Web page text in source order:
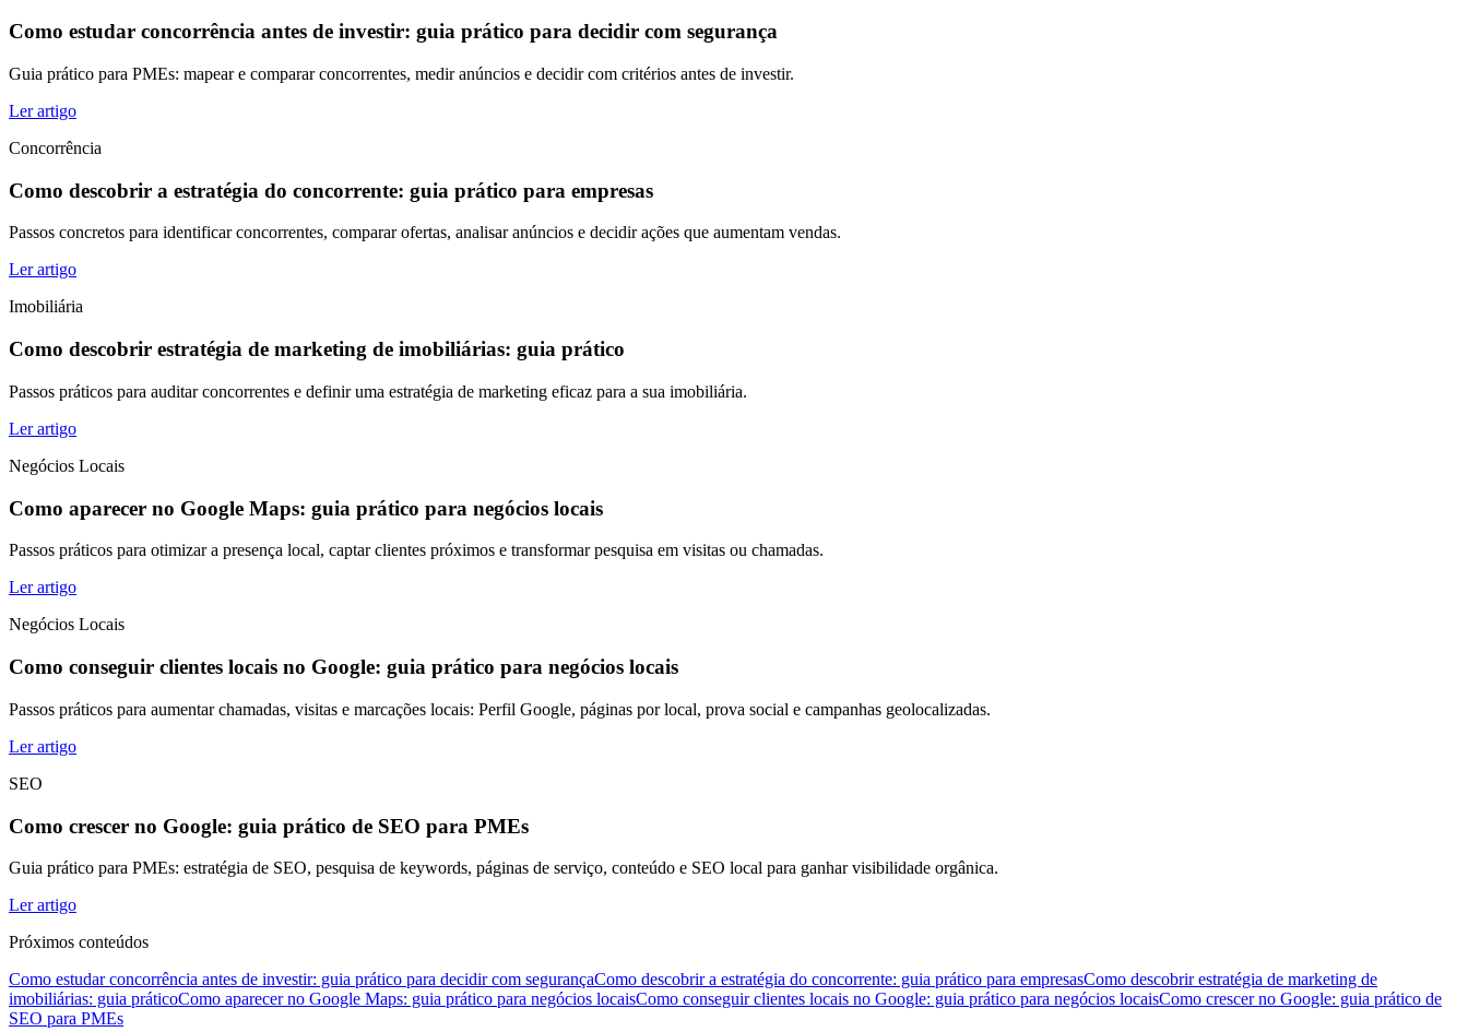
Como estudar concorrência antes de investir: guia prático para decidir com segurança
Guia prático para PMEs: mapear e comparar concorrentes, medir anúncios e decidir com critérios antes de investir.
Ler artigo
Concorrência
Como descobrir a estratégia do concorrente: guia prático para empresas
Passos concretos para identificar concorrentes, comparar ofertas, analisar anúncios e decidir ações que aumentam vendas.
Ler artigo
Imobiliária
Como descobrir estratégia de marketing de imobiliárias: guia prático
Passos práticos para auditar concorrentes e definir uma estratégia de marketing eficaz para a sua imobiliária.
Ler artigo
Negócios Locais
Como aparecer no Google Maps: guia prático para negócios locais
Passos práticos para otimizar a presença local, captar clientes próximos e transformar pesquisa em visitas ou chamadas.
Ler artigo
Negócios Locais
Como conseguir clientes locais no Google: guia prático para negócios locais
Passos práticos para aumentar chamadas, visitas e marcações locais: Perfil Google, páginas por local, prova social e campanhas geolocalizadas.
Ler artigo
SEO
Como crescer no Google: guia prático de SEO para PMEs
Guia prático para PMEs: estratégia de SEO, pesquisa de keywords, páginas de serviço, conteúdo e SEO local para ganhar visibilidade orgânica.
Ler artigo
Próximos conteúdos
Como estudar concorrência antes de investir: guia prático para decidir com segurançaComo descobrir a estratégia do concorrente: guia prático para empresasComo descobrir estratégia de marketing de
imobiliárias: guia práticoComo aparecer no Google Maps: guia prático para negócios locaisComo conseguir clientes locais no Google: guia prático para negócios locaisComo crescer no Google: guia prático de
SEO para PMEs